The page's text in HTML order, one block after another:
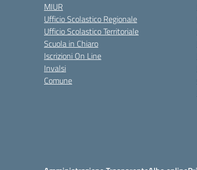
MIUR
Ufficio Scolastico Regionale
Ufficio Scolastico Territoriale
Scuola in Chiaro
Iscrizioni On Line
Invalsi
Comune